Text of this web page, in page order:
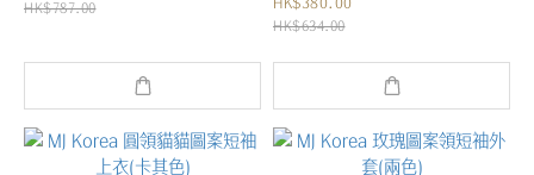
HK$787.00
HK$634.00